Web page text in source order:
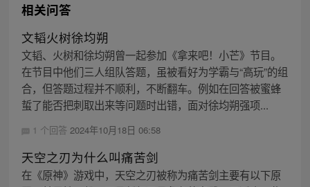
相关问答
文韬火树徐均朔
文韬、火树和徐均朔曾一起参加《拿来吧！小芒》节目。
在节目中他们三人组队答题，虽被看好为学霸与“高玩”的组
合，但答题过程并不顺利，不断翻车。例如在回答被蜜蜂
蜇了能否把刺取出来等问题时出错，面对徐均朔强项...
1 个回答 2024年10月18日 06:58
天空之刃为什么叫痛苦剑
在《原神》游戏中，天空之刃被称为痛苦剑主要有以下原